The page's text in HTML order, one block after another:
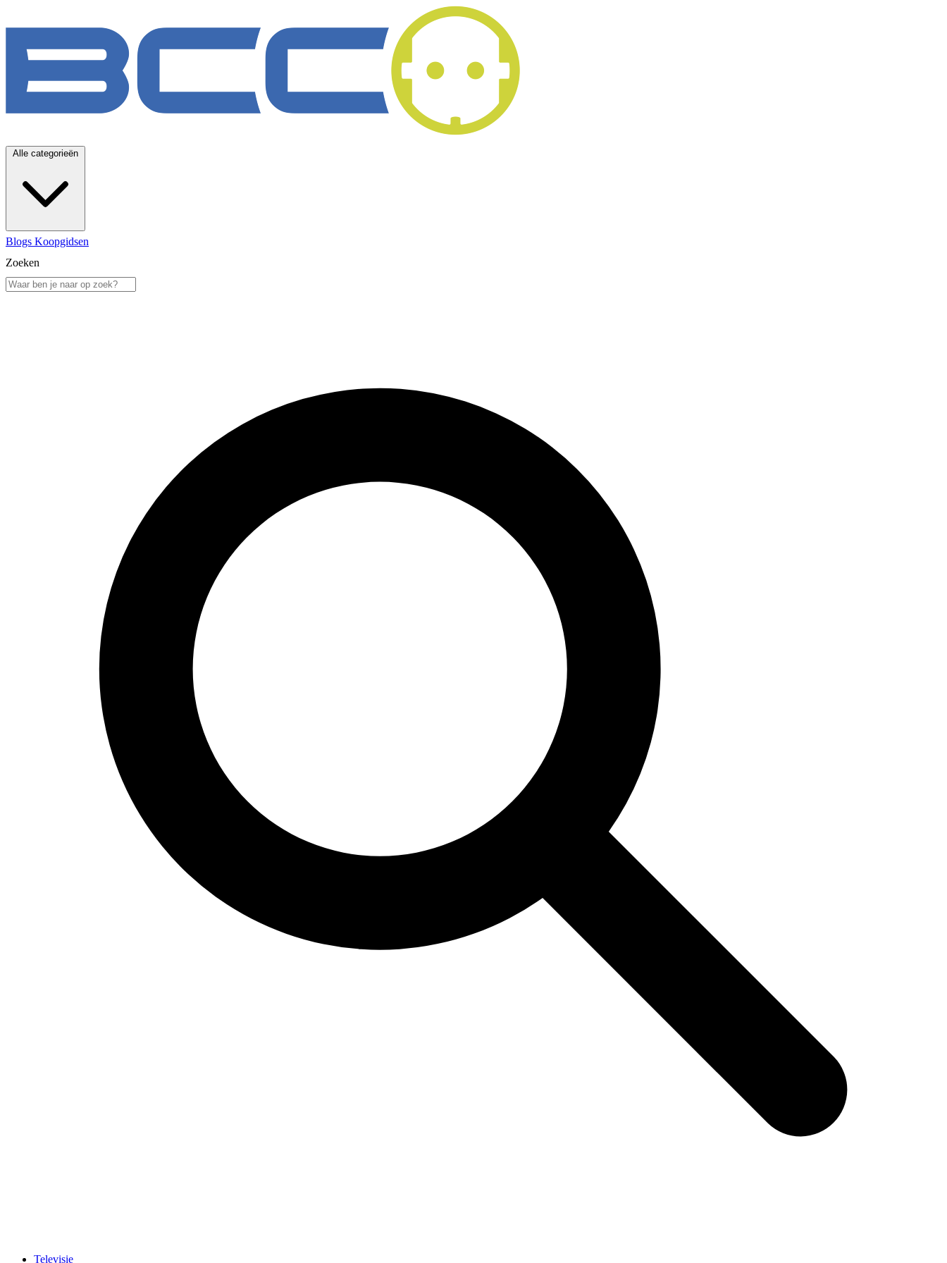
Alle categorieën
Blogs Koopgidsen
Zoeken
Televisie